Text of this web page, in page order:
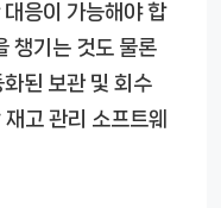
응이 가능해야 합
챙기는 것도 물론
된 보관 및 회수
고 관리 소프트웨